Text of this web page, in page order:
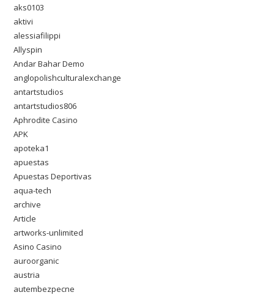
aks0103
aktivi
alessiafilippi
Allyspin
Andar Bahar Demo
anglopolishculturalexchange
antartstudios
antartstudios806
Aphrodite Casino
APK
apoteka1
apuestas
Apuestas Deportivas
aqua-tech
archive
Article
artworks-unlimited
Asino Casino
auroorganic
austria
autembezpecne